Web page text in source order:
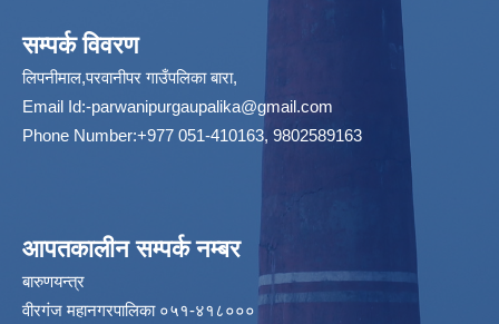
सम्पर्क विवरण
लिपनीमाल,परवानीपर गाउँपलिका बारा,
Email Id:-parwanipurgaupalika@gmail.com
Phone Number:+977 051-410163, 9802589163
आपतकालीन सम्पर्क नम्बर
बारुणयन्त्र
वीरगंज महानगरपालिका ०५१-४१८०००